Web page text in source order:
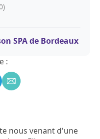
nous venant d'une
SPA de Bordeaux
: